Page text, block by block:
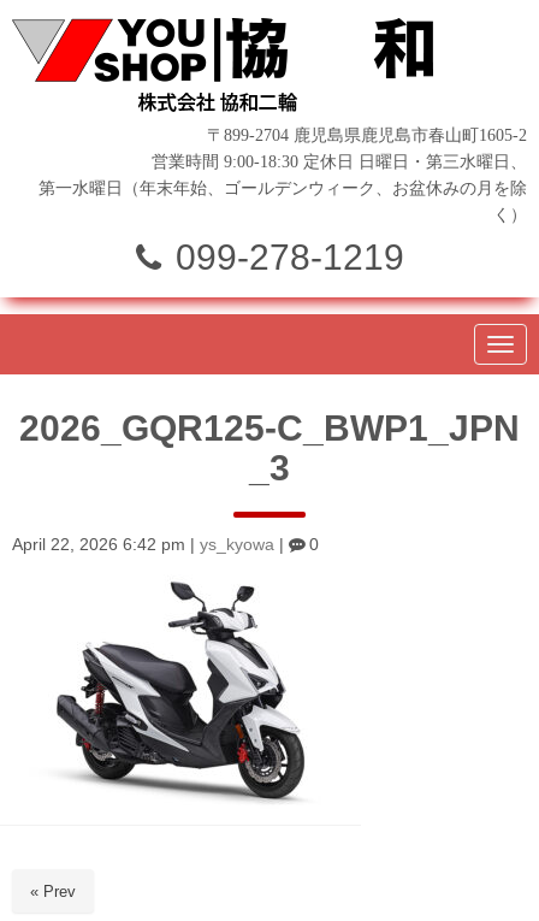
〒899-2704 鹿児島県鹿児島市春山町1605-2
営業時間 9:00-18:30 定休日 日曜日・第三水曜日、
第一水曜日（年末年始、ゴールデンウィーク、お盆休みの月を除
く）
099-278-1219
N
a
g
a
2026_GQR125-C_BWP1_JPN
_3
April 22, 2026 6:42 pm ys_kyowa 0
« Prev